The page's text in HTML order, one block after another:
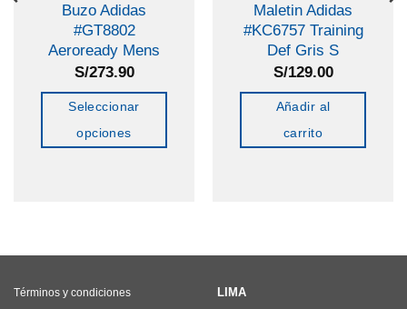
Buzo Adidas
#GT8802
Aeroready Mens
S/273.90
Seleccionar
opciones
variantes.
Maletin Adidas
#KC6757 Training
Def Gris S
S/129.00
Añadir al
carrito
Términos y condiciones
LIMA